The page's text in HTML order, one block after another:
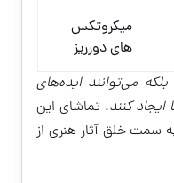
میکروتکس
های دورریز
بلکه می‌توانند ایده‌های
کنند. تماشای این
سمت خلق آثار هنری از